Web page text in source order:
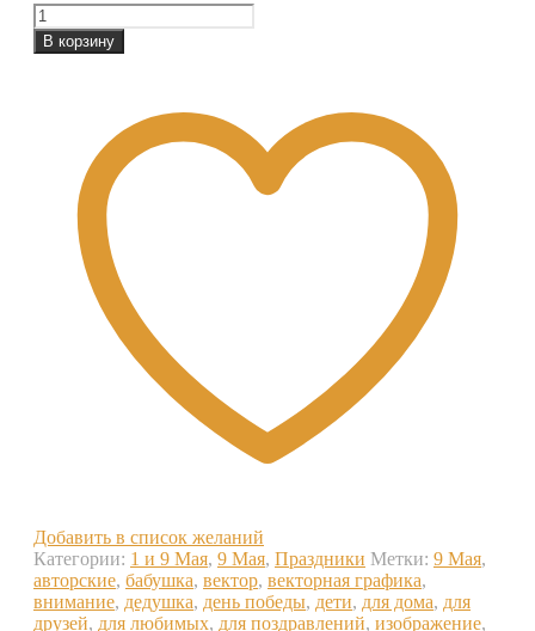
Количество
товара
Любимый
В корзину
Добавить в список желаний
Категории: 1 и 9 Мая, 9 Мая, Праздники Метки: 9 Мая,
авторские, бабушка, вектор, векторная графика,
внимание, дедушка, день победы, дети, для дома, для
друзей, для любимых, для поздравлений, изображение,